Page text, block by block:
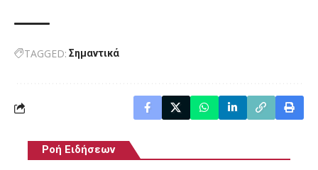
TAGGED: Σημαντικά
Ροή Ειδήσεων